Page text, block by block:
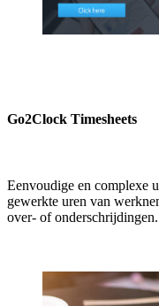
Go2Clock Timesheets
Eenvoudige en complexe
gewerkte uren van
over- of